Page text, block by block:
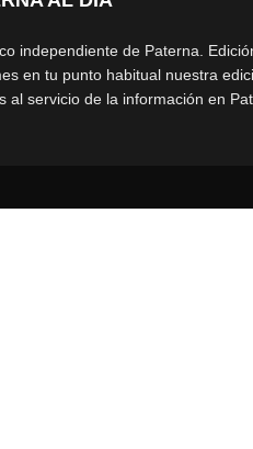
independiente de Paterna.
en tu punto habitual nuestra
al servicio de la información en